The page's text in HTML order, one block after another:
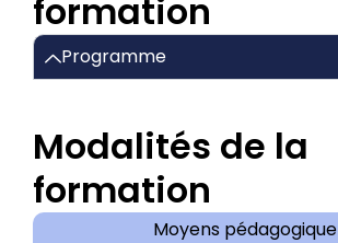
formation
Programme
Modalités de la
formation
Moyens pédagogique